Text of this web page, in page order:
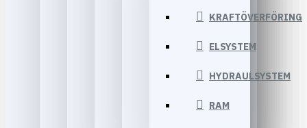
KRAFTÖVERFÖRING
ELSYSTEM
HYDRAULSYSTEM
RAM